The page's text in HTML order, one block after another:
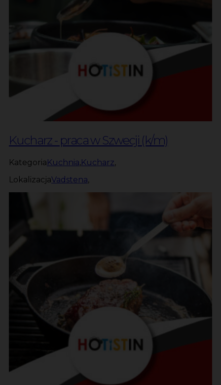
Kucharz - praca w Szwecji (k/m)
KategoriaKuchnia,Kucharz,
LokalizacjaVadstena,